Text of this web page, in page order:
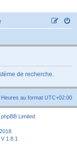
etc etc
de recherche.
Heures au format UTC+02:00
Limited
2018
1.8.1